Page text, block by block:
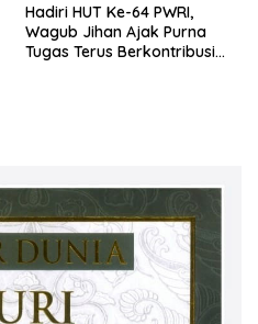
Hadiri HUT Ke-64 PWRI,
Wagub Jihan Ajak Purna
Tugas Terus Berkontribusi